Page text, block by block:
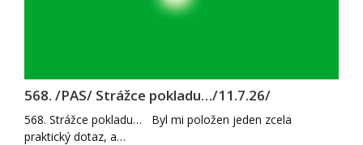
568. /PAS/ Strážce pokladu…/11.7.26/
568. Strážce pokladu… Byl mi položen jeden zcela
praktický dotaz, a…